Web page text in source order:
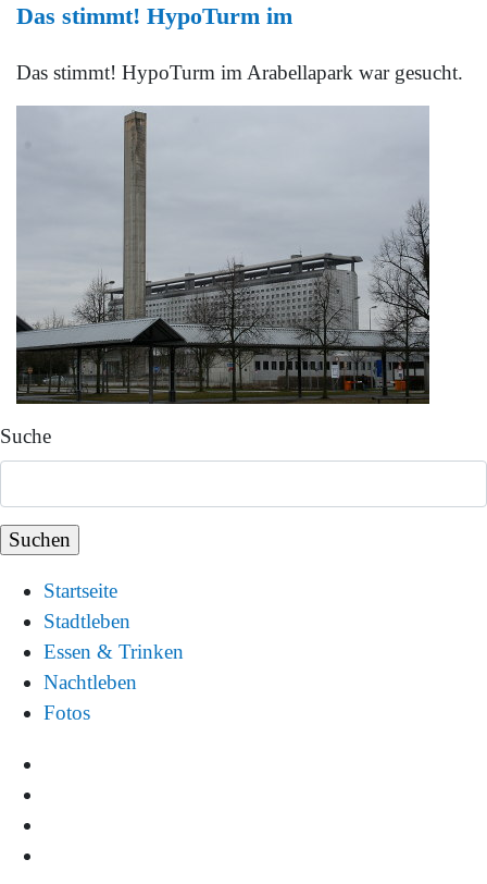
Das stimmt! HypoTurm im
Das stimmt! HypoTurm im Arabellapark war gesucht.
Suche
Startseite
Stadtleben
Essen & Trinken
Nachtleben
Fotos